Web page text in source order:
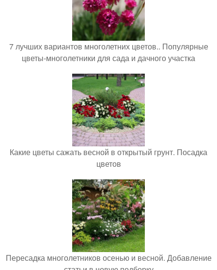
7 лучших вариантов многолетних цветов.. Популярные
цветы-многолетники для сада и дачного участка
Какие цветы сажать весной в открытый грунт. Посадка
цветов
Пересадка многолетников осенью и весной. Добавление